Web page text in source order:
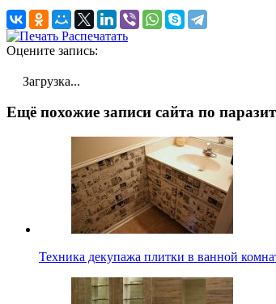
Распечатать
Оцените запись:
Загрузка...
Ещё похожие записи сайта по
Техника декупажа плитки в ванной